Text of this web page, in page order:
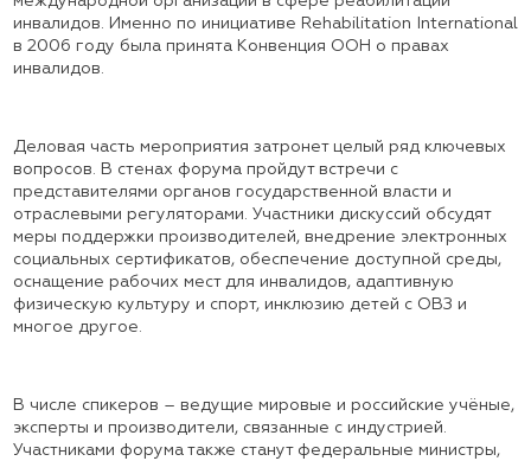
инвалидов. Именно по инициативе Rehabilitation International
в 2006 году была принята Конвенция ООН о правах
инвалидов.
Деловая часть мероприятия затронет целый ряд ключевых
вопросов. В стенах форума пройдут встречи с
представителями органов государственной власти и
отраслевыми регуляторами. Участники дискуссий обсудят
меры поддержки производителей, внедрение электронных
социальных сертификатов, обеспечение доступной среды,
оснащение рабочих мест для инвалидов, адаптивную
физическую культуру и спорт, инклюзию детей с ОВЗ и
многое другое.
В числе спикеров – ведущие мировые и российские учёные,
эксперты и производители, связанные с индустрией.
Участниками форума также станут федеральные министры,